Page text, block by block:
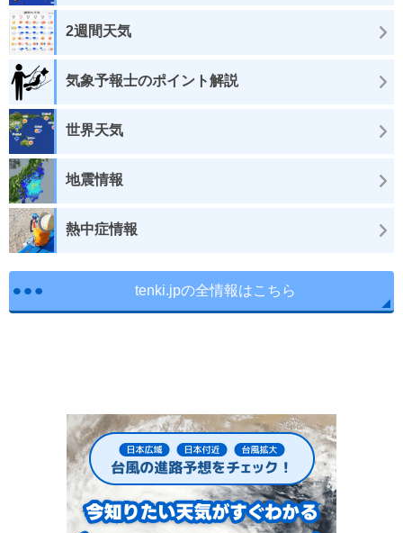
2週間天気
気象予報士のポイント解説
世界天気
地震情報
熱中症情報
tenki.jpの全情報はこちら